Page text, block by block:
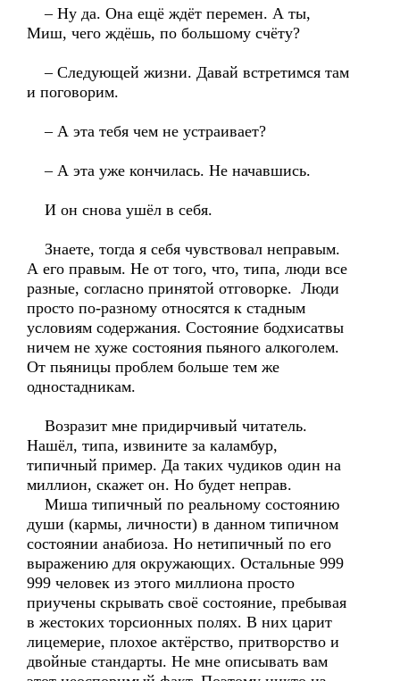
– Ну да. Она ещё ждёт перемен. А ты,
Миш, чего ждёшь, по большому счёту?
– Следующей жизни. Давай встретимся там
и поговорим.
– А эта тебя чем не устраивает?
– А эта уже кончилась. Не начавшись.
И он снова ушёл в себя.
Знаете, тогда я себя чувствовал неправым.
А его правым. Не от того, что, типа, люди все
разные, согласно принятой отговорке. Люди
просто по-разному относятся к стадным
условиям содержания. Состояние бодхисатвы
ничем не хуже состояния пьяного алкоголем.
От пьяницы проблем больше тем же
одностадникам.
Возразит мне придирчивый читатель.
Нашёл, типа, извините за каламбур,
типичный пример. Да таких чудиков один на
миллион, скажет он. Но будет неправ.
Миша типичный по реальному состоянию
души (кармы, личности) в данном типичном
состоянии анабиоза. Но нетипичный по его
выражению для окружающих. Остальные 999
999 человек из этого миллиона просто
приучены скрывать своё состояние, пребывая
в жестоких торсионных полях. В них царит
лицемерие, плохое актёрство, притворство и
двойные стандарты. Не мне описывать вам